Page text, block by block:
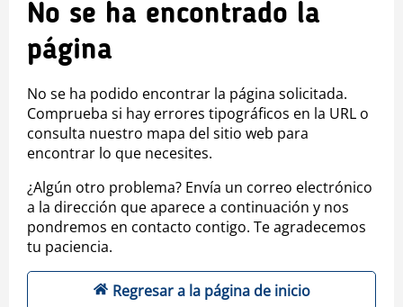
No se ha encontrado la
página
No se ha podido encontrar la página solicitada.
Comprueba si hay errores tipográficos en la URL o
consulta nuestro mapa del sitio web para
encontrar lo que necesites.
¿Algún otro problema? Envía un correo electrónico
a la dirección que aparece a continuación y nos
pondremos en contacto contigo. Te agradecemos
tu paciencia.
Regresar a la página de inicio